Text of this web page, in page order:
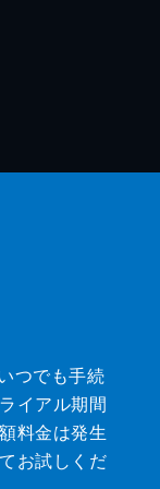
つでも手続
イアル期間
料金は発生
お試しくだ